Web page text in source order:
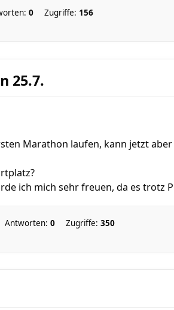
0 Zugriffe: 156
25.7.
Marathon laufen, kann jetzt
ich mich sehr freuen, da es trotz
Antworten: 0 Zugriffe: 350